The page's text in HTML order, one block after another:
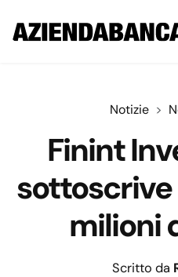
Notizie
Finint
sottoscrive
milioni
Scritto da